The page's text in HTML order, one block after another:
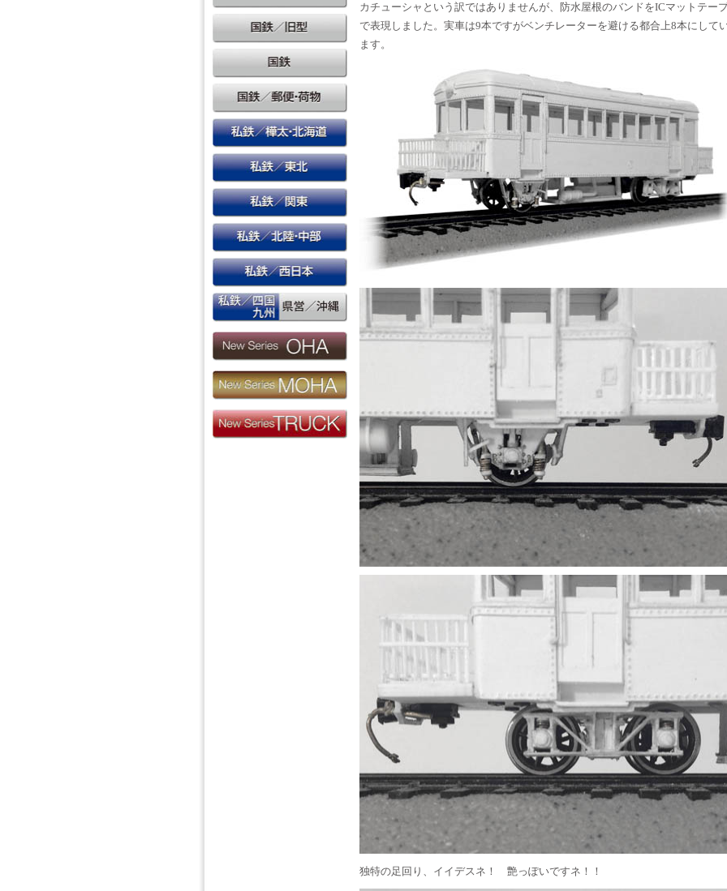
カチューシャという訳ではありませんが、防水屋根のバンドをICマットテー
で表現しました。実車は9本ですがベンチレーターを避ける都合上8本にして
ます。
独特の足回り、イイデスネ！ 艶っぽいですネ！！